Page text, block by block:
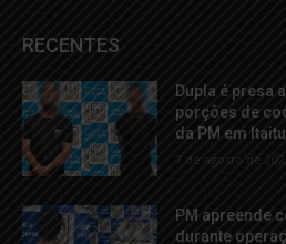
RECENTES
Dupla é presa
porções de
da PM em
7 de agosto de
PM apreende
durante